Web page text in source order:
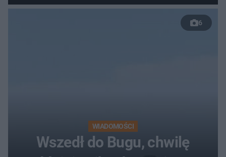
50 %!"
6
WIADOMOŚCI
Wszedł do Bugu, chwilę